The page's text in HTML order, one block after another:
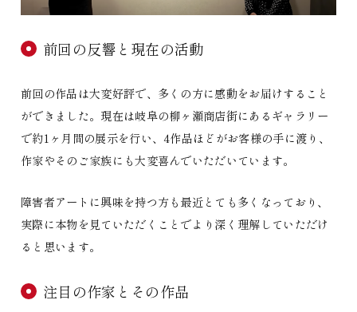
前回の反響と現在の活動
前回の作品は大変好評で、多くの方に感動をお届けすること
ができました。現在は岐阜の柳ヶ瀬商店街にあるギャラリー
で約1ヶ月間の展示を行い、4作品ほどがお客様の手に渡り、
作家やそのご家族にも大変喜んでいただいています。
障害者アートに興味を持つ方も最近とても多くなっており、
実際に本物を見ていただくことでより深く理解していただけ
ると思います。
注目の作家とその作品